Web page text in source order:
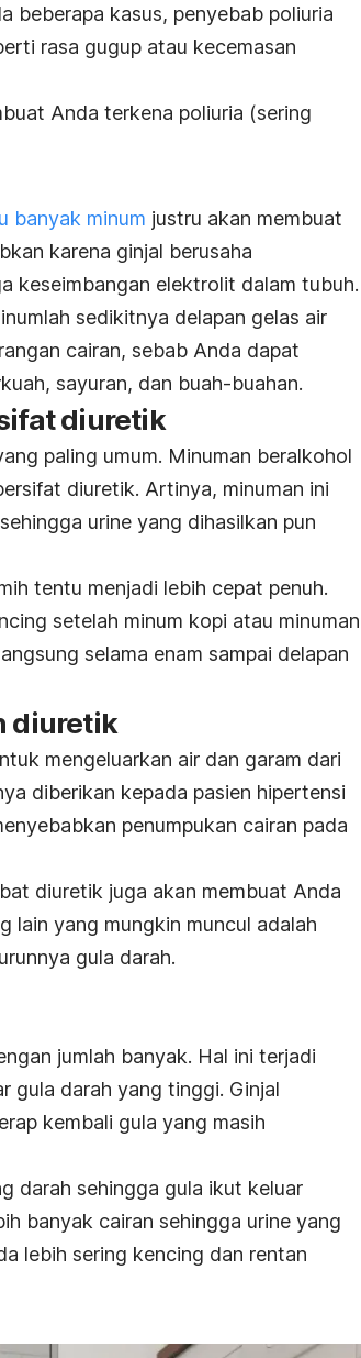
beberapa kasus, penyebab poliuria
rasa gugup atau kecemasan
Anda terkena poliuria (sering
banyak minum justru akan membuat
karena ginjal berusaha
keseimbangan elektrolit dalam tubuh.
sedikitnya delapan gelas air
cairan, sebab Anda dapat
sayuran, dan buah-buahan.
diuretik
paling umum. Minuman beralkohol
diuretik. Artinya, minuman ini
urine yang dihasilkan pun
tentu menjadi lebih cepat penuh.
setelah minum kopi atau minuman
selama enam sampai delapan
diuretik
mengeluarkan air dan garam dari
diberikan kepada pasien hipertensi
penumpukan cairan pada
diuretik juga akan membuat Anda
lain yang mungkin muncul adalah
gula darah.
jumlah banyak. Hal ini terjadi
gula darah yang tinggi. Ginjal
kembali gula yang masih
darah sehingga gula ikut keluar
banyak cairan sehingga urine yang
lebih sering kencing dan rentan